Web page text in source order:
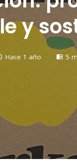
y
Hace 1 año 5